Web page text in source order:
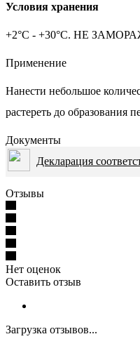
Условия хранения
+2°С - +30°С. НЕ
Применение
Нанести небольшое
растереть до образования
Документы
Декларация
Отзывы
Нет оценок
Оставить отзыв
Загрузка отзывов...